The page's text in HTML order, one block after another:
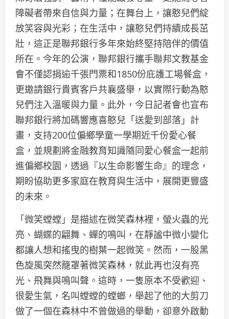
障礙者帶來自信與力量；在舞台上，讓憨兒們綻
放笑容與光彩；在生活中，讓憨兒們持續成長茁
壯，這正是聯邦銀行多年來始終堅持陪伴的價值
所在。今年的公演，聯邦銀行攜手聯邦文教基金
會不僅認捐逾千張門票和1850份庇護工場餐盒，
更邀請銀行貴賓客戶共襄盛舉，以實際行動為憨
兒們注入溫暖與力量。此外，今日記者會也宣布
聯邦銀行將加碼響應喜憨兒「送愛到部落」計
畫，支持200位偏鄉學童一學期近千份愛心餐
盒，並規劃將金融教育知識隨同愛心餐盒一起前
進偏鄉校園，透過『以生命影響生命』的理念，
期盼協助更多家庭在教育與生活中，展開更豐盛
的未來。
「微笑螳螳」是描述在微笑森林裡，螢火蟲的光
亮、蝴蝶的翩舞、蟬的鳴叫，在靜謐中微小變化
都讓人想和搖曳的樹葉一起微笑。然而，一股黑
色旋風突然籠罩著微笑森林，就此再也沒有亮
光、飛舞與鳴叫聲。這時，一隻原本不受歡迎、
很愛生氣，名叫螳螳的螳螂，舉起了他的大剪刀
做了一個在森林中不曾做過的舉動，卻意外啟動